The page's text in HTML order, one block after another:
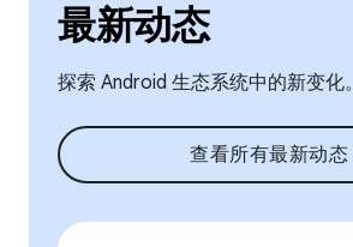
最新动态
探索 Android 生态系统中的新变化。
查看所有最新动态